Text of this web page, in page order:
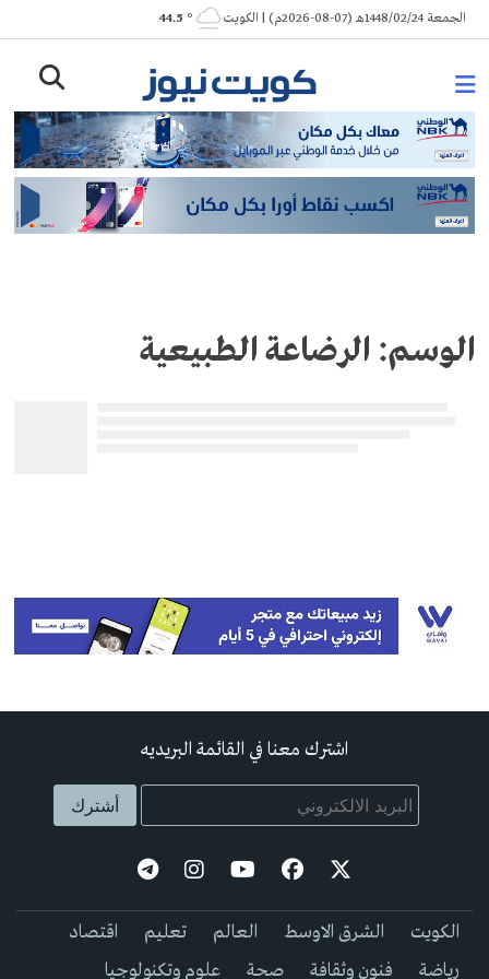
Skip
to
الجمعة 1448/02/24هـ (07-08-2026م) | الكويت ° 44.5
الوسم: الرضاعة الطبيعية
اشترك معنا في القائمة البريديه
الكويت الشرق الاوسط العالم تعليم
اقتصاد
رياضة
فنون وثقافة صحة علوم وتكنولوجيا